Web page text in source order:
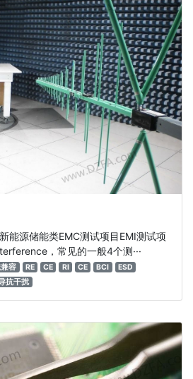
能源储能类EMC测试项目EMI测试项
，常见的一般4个测···
容 RE CE RI CE BCI
ESD
抗干扰